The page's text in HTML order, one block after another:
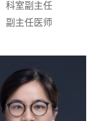
科室副主任
副主任医师